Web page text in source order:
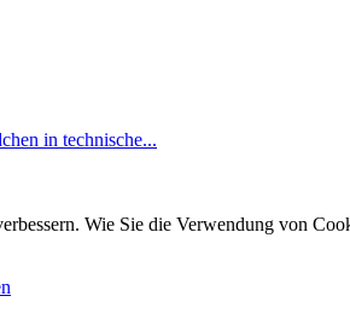
in technische...
Wie Sie die Verwendung von